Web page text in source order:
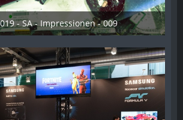
- SA - Impressionen - 009
2019